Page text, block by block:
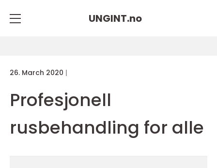
UNGINT.no
26. March 2020
Profesjonell
rusbehandling for alle